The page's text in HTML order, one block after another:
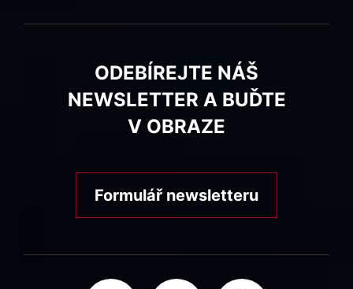
ODEBÍREJTE NÁŠ
NEWSLETTER A BUĎTE
V OBRAZE
Formulář newsletteru